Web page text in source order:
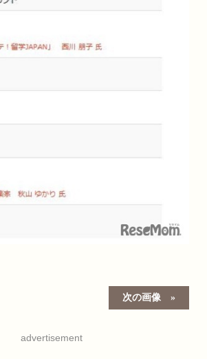
次の画像
advertisement